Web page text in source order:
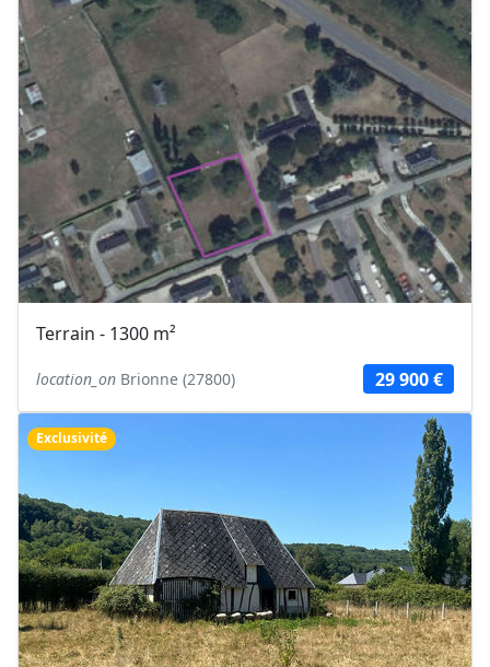
Terrain - 1300 m²
location_on Brionne (27800) 29 900 €
Exclusivité